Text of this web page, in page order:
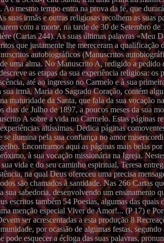
mesmo tempo entra na prova da fé, que
suas irmãs e outras religiosas recolhem as suas
com a morte, na tarde de 30 de Setembro
(Cartas 244). As suas últimas palavras «Meu
que justamente lhe mereceram a
autobiográficos (Manuscritos
uma alma. No Manuscrito A, redigido a pedido
as etapas da sua experiência religiosa:
até ao ingresso no Carmelo e à sua
irmã, Maria do Sagrado Coração, contém
maturidade da Santa, que fala da sua vocação
dias de Julho de 1897, a poucos meses da sua
A sobre a vida no Carmelo. Estas páginas
altíssimas. Dedica páginas
ilumina pela sua confiança no amor
Encontramos aqui as páginas mais belas
à sua vocação missionária na Igreja.
vida e do seu caminho espiritual, Teresa
na qual Deus ofereceu uma precisa
são chamados à santidade. Nas 266 Cartas
sua sabedoria, desenvolvendo um
escritos também 54 Poesias, algumas das
menção especial Viver de Amor!... (P 17) e
ser acrescentadas a esta produção 8
por ocasião de algumas festas,
pode esquecer a écloga das suas palavras,